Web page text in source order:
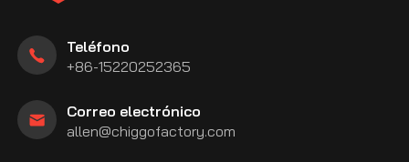
Teléfono
+86-15220252365
Correo electrónico
allen@chiggofactory.com